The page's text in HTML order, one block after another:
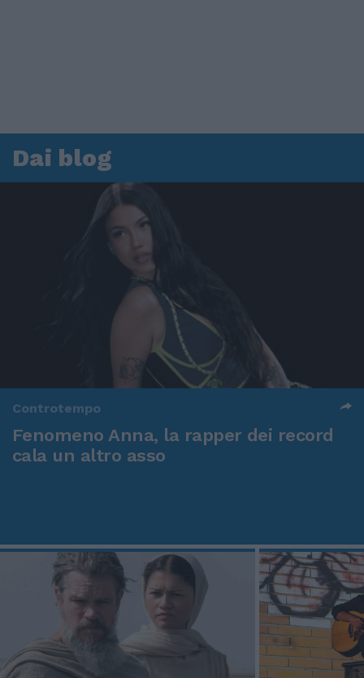
Dai blog
Controtempo
Fenomeno Anna, la rapper dei record
cala un altro asso